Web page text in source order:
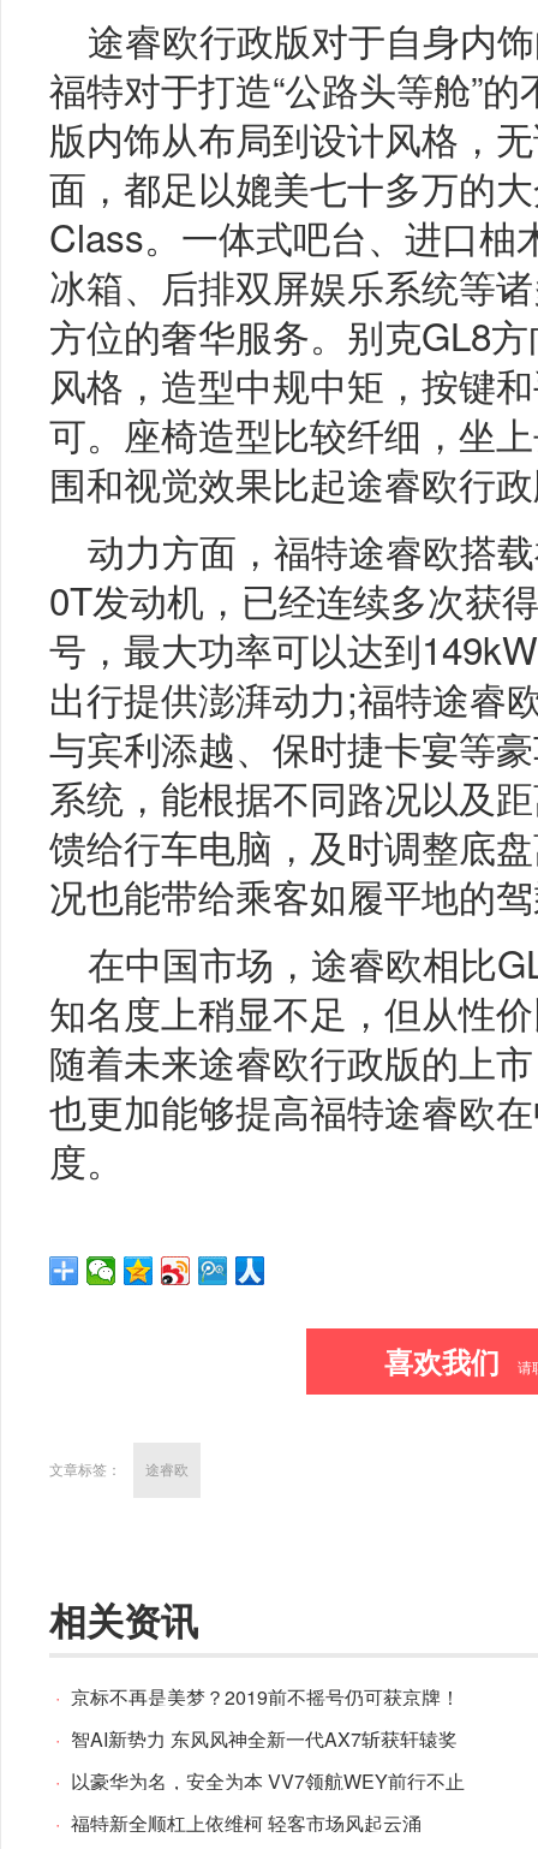
途睿欧行政版对于自身内
福特对于打造“公路头等舱”
版内饰从布局到设计风格，
面，都足以媲美七十多万的
Class。一体式吧台、进口柚
冰箱、后排双屏娱乐系统等
方位的奢华服务。别克GL8
风格，造型中规中矩，按键
可。座椅造型比较纤细，坐
围和视觉效果比起途睿欧行
动力方面，福特途睿欧搭
0T发动机，已经连续多次获
号，最大功率可以达到
出行提供澎湃动力;福特途睿
与宾利添越、保时捷卡宴等
系统，能根据不同路况以及
馈给行车电脑，及时调整底
况也能带给乘客如履平地的
在中国市场，途睿欧相比
知名度上稍显不足，但从性
随着未来途睿欧行政版的上
也更加能够提高福特途睿欧
度。
喜欢我们 请
文章标签： 途睿欧
相关资讯
· 京标不再是美梦？2019前不摇号仍可获京牌！
· 智AI新势力 东风风神全新一代AX7斩获轩辕奖
· 以豪华为名，安全为本 VV7领航WEY前行不止
· 福特新全顺杠上依维柯 轻客市场风起云涌